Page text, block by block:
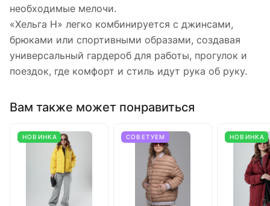
необходимые мелочи.
«Хельга Н» легко комбинируется с джинсами,
брюками или спортивными образами, создавая
универсальный гардероб для работы, прогулок и
поездок, где комфорт и стиль идут рука об руку.
Вам также может понравиться
НОВИНКА СОВЕТУЕМ НОВИНКА